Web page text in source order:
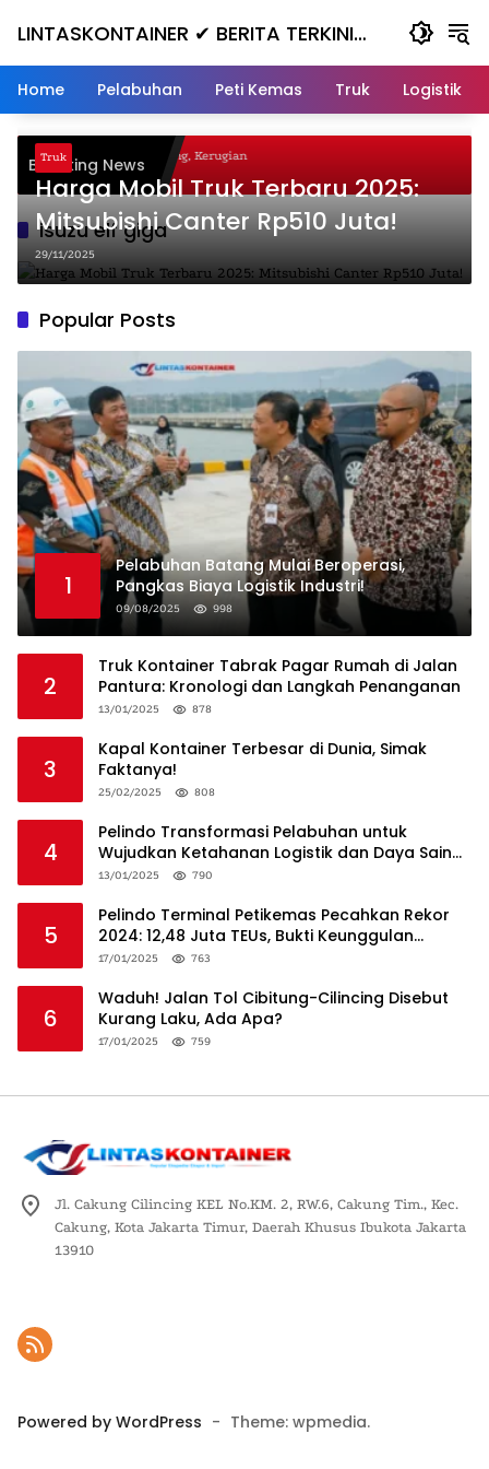
LINTASKONTAINER ✔ BERITA TERKINI
KONTAINER TERBARU HARI INI
Home Pelabuhan Peti Kemas Truk Logistik
Breaking News
Nanjak, Masuk ke Jurang, Kerugian
isuzu elf giga
Truk
Harga Mobil Truk Terbaru 2025:
Mitsubishi Canter Rp510 Juta!
29/11/2025
Popular Posts
1
Pelabuhan Batang Mulai Beroperasi,
Pangkas Biaya Logistik Industri!
09/08/2025 998
2
Truk Kontainer Tabrak Pagar Rumah di Jalan
Pantura: Kronologi dan Langkah Penanganan
13/01/2025 878
3
Kapal Kontainer Terbesar di Dunia, Simak
Faktanya!
25/02/2025 808
4
Pelindo Transformasi Pelabuhan untuk
Wujudkan Ketahanan Logistik dan Daya Saing
Global
13/01/2025 790
5
Pelindo Terminal Petikemas Pecahkan Rekor
2024: 12,48 Juta TEUs, Bukti Keunggulan
Logistik Nasional
17/01/2025 763
6
Waduh! Jalan Tol Cibitung-Cilincing Disebut
Kurang Laku, Ada Apa?
17/01/2025 759
Jl. Cakung Cilincing KEL No.KM. 2, RW.6, Cakung Tim., Kec.
Cakung, Kota Jakarta Timur, Daerah Khusus Ibukota Jakarta
13910
Powered by WordPress - Theme: wpmedia.